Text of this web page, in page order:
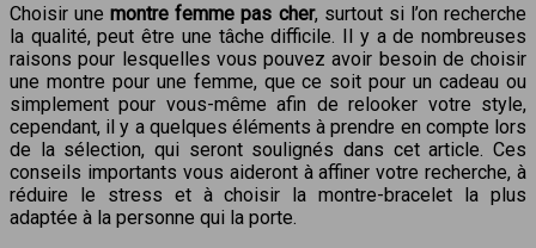
Choisir unemontre femme pas cher, surtout si l’on recherche
la qualité, peut être une tâche difficile. Il y a de nombreuses
raisons pour lesquelles vous pouvez avoir besoin de choisir
une montre pour une femme, que ce soit pour un cadeau ou
simplement pour vous-même afin de relooker votre style,
cependant, il y a quelques éléments à prendre en compte lors
de la sélection, qui seront soulignés dans cet article. Ces
conseils importants vous aideront à affiner votre recherche, à
réduire le stress et à choisir la montre-bracelet la plus
adaptée à la personne qui la porte.